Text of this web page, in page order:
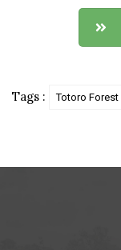
Tags : Totoro Forest